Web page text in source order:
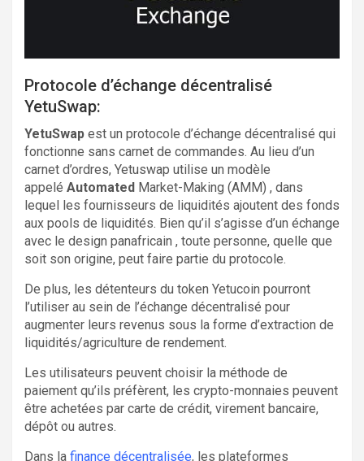
Protocole d’échange décentralisé
YetuSwap:
YetuSwap est un protocole d’échange décentralisé qui
fonctionne sans carnet de commandes. Au lieu d’un
carnet d’ordres, Yetuswap utilise un modèle
appelé Automated Market-Making (AMM) , dans
lequel les fournisseurs de liquidités ajoutent des fonds
aux pools de liquidités. Bien qu’il s’agisse d’un échange
avec le design panafricain , toute personne, quelle que
soit son origine, peut faire partie du protocole.
De plus, les détenteurs du token Yetucoin pourront
l’utiliser au sein de l’échange décentralisé pour
augmenter leurs revenus sous la forme d’extraction de
liquidités/agriculture de rendement.
Les utilisateurs peuvent choisir la méthode de
paiement qu’ils préfèrent, les crypto-monnaies peuvent
être achetées par carte de crédit, virement bancaire,
dépôt ou autres.
Dans la finance décentralisée, les plateformes